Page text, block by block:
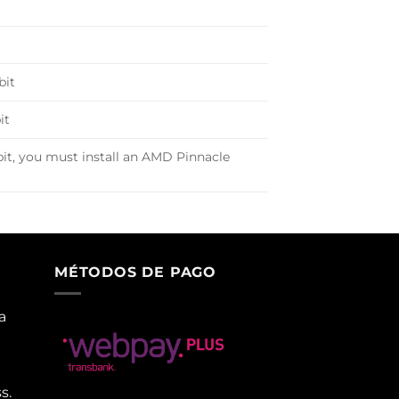
you must install an AMD Pinnacle
MÉTODOS DE PAGO